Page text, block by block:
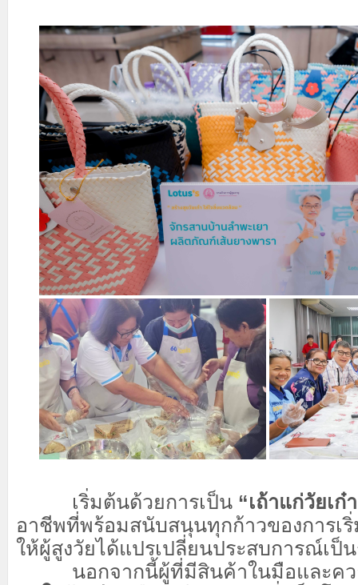
เริ่มต้นด้วยการเป็น “เถ้าแก่วัยเก๋
อาชีพที่พร้อมสนับสนุนทุกก้าวของการเ
ให้ผู้สูงวัยได้แปรเปลี่ยนประสบการณ์เป็
นอกจากนี้ผู้ที่มีสินค้าในมือและคว